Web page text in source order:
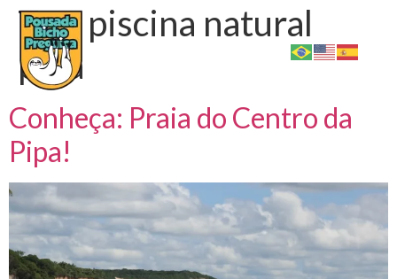
Tag:piscina natural
pipa
Conheça: Praia do Centro da
Pipa!